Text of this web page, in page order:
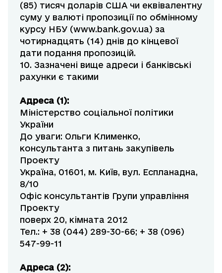
(85) тисяч доларів США чи еквівалентну
суму у валюті пропозиції по обмінному
курсу НБУ (www.bank.gov.ua) за
чотирнадцять (14) днів до кінцевої
дати подання пропозицій.
10. Зазначені вище адреси і банківські
рахунки є такими
Адреса (1):
Міністерство соціальної політики
України
До уваги: Ольги Клименко,
консультанта з питань закупівель
Проекту
Україна, 01601, м. Київ, вул. Еспланадна,
8/10
Офіс консультантів Групи управління
Проекту
поверх 20, кімната 2012
Тел.: + 38 (044) 289-30-66; + 38 (096)
547-99-11
Адреса (2):